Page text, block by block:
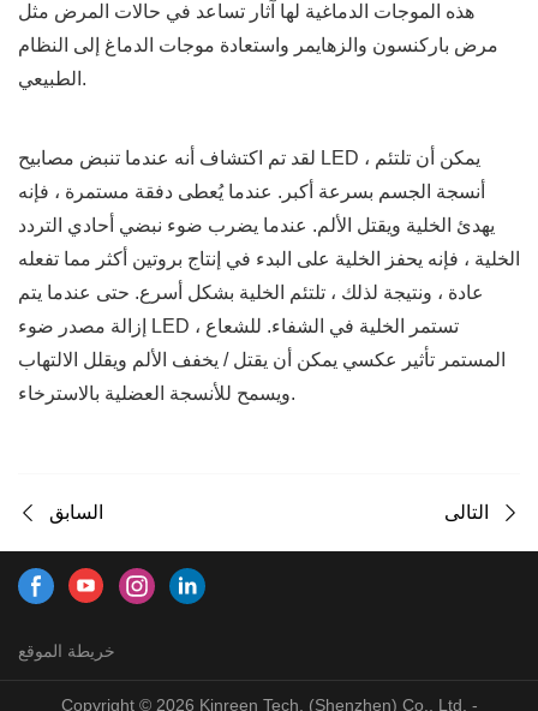
هذه الموجات الدماغية لها آثار تساعد في حالات المرض مثل
مرض باركنسون والزهايمر واستعادة موجات الدماغ إلى النظام
الطبيعي.
لقد تم اكتشاف أنه عندما تنبض مصابيح LED ، يمكن أن تلتئم
أنسجة الجسم بسرعة أكبر. عندما يُعطى دفقة مستمرة ، فإنه
يهدئ الخلية ويقتل الألم. عندما يضرب ضوء نبضي أحادي التردد
الخلية ، فإنه يحفز الخلية على البدء في إنتاج بروتين أكثر مما تفعله
عادة ، ونتيجة لذلك ، تلتئم الخلية بشكل أسرع. حتى عندما يتم
إزالة مصدر ضوء LED ، تستمر الخلية في الشفاء. للشعاع
المستمر تأثير عكسي يمكن أن يقتل / يخفف الألم ويقلل الالتهاب
ويسمح للأنسجة العضلية بالاسترخاء.
السابق التالى
خريطة الموقع
Copyright © 2026 Kinreen Tech. (Shenzhen) Co., Ltd. -